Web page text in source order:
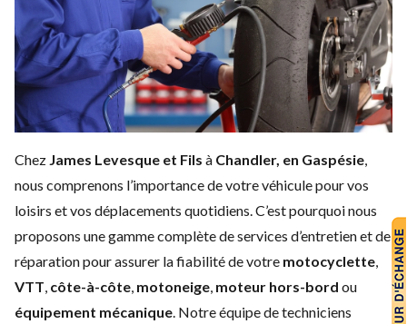
Chez James Levesque et Fils à Chandler, en Gaspésie,
nous comprenons l’importance de votre véhicule pour vos
loisirs et vos déplacements quotidiens. C’est pourquoi nous
proposons une gamme complète de services d’entretien et de
réparation pour assurer la fiabilité de votre motocyclette,
VTT, côte-à-côte, motoneige, moteur hors-bord ou
équipement mécanique. Notre équipe de techniciens